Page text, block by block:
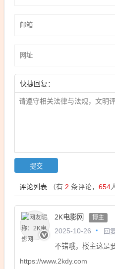
快捷回复：
评论列表 （有 2 条评论， 654
2K电影网 博主
2025-10-26 回
不错哦，楼主这是
https://www.2kdy.com